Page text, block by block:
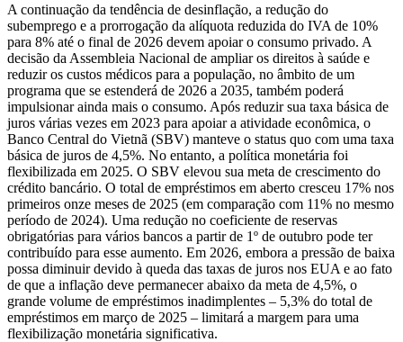
A continuação da tendência de desinflação, a redução do
subemprego e a prorrogação da alíquota reduzida do IVA de 10%
para 8% até o final de 2026 devem apoiar o consumo privado. A
decisão da Assembleia Nacional de ampliar os direitos à saúde e
reduzir os custos médicos para a população, no âmbito de um
programa que se estenderá de 2026 a 2035, também poderá
impulsionar ainda mais o consumo. Após reduzir sua taxa básica de
juros várias vezes em 2023 para apoiar a atividade econômica, o
Banco Central do Vietnã (SBV) manteve o status quo com uma taxa
básica de juros de 4,5%. No entanto, a política monetária foi
flexibilizada em 2025. O SBV elevou sua meta de crescimento do
crédito bancário. O total de empréstimos em aberto cresceu 17% nos
primeiros onze meses de 2025 (em comparação com 11% no mesmo
período de 2024). Uma redução no coeficiente de reservas
obrigatórias para vários bancos a partir de 1º de outubro pode ter
contribuído para esse aumento. Em 2026, embora a pressão de baixa
possa diminuir devido à queda das taxas de juros nos EUA e ao fato
de que a inflação deve permanecer abaixo da meta de 4,5%, o
grande volume de empréstimos inadimplentes – 5,3% do total de
empréstimos em março de 2025 – limitará a margem para uma
flexibilização monetária significativa.